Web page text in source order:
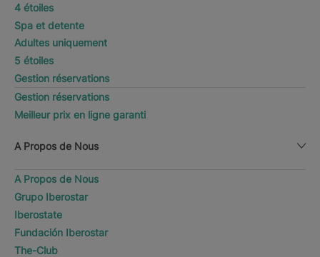
4 étoiles
Spa et detente
Adultes uniquement
5 étoiles
Gestion réservations
Gestion réservations
Meilleur prix en ligne garanti
A Propos de Nous
A Propos de Nous
Grupo Iberostar
Iberostate
Fundación Iberostar
The-Club